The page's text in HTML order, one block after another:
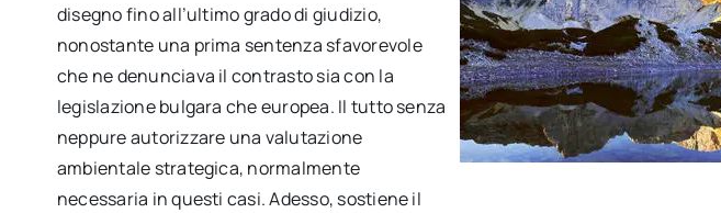
disegno fino all’ultimo grado di giudizio,
nonostante una prima sentenza sfavorevole
che ne denunciava il contrasto sia con la
legislazione bulgara che europea. Il tutto senza
neppure autorizzare una valutazione
ambientale strategica, normalmente
necessaria in questi casi. Adesso, sostiene il